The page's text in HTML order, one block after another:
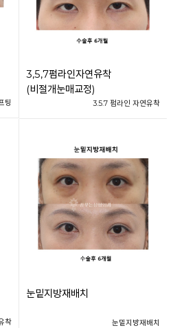
팅
3,5,7펌라인자연유착
(비절개눈매교정)
3.5.7 펌라인 자연유착
착
눈밑지방재배치
눈밑지방재배치